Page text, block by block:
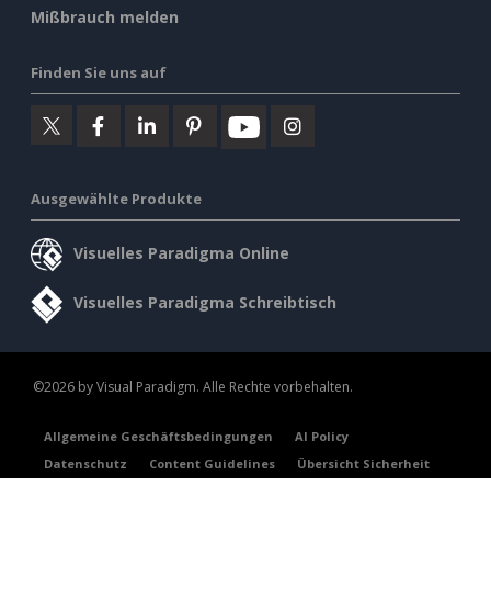
Mißbrauch melden
Finden Sie uns auf
Ausgewählte Produkte
Visuelles Paradigma Online
Visuelles Paradigma Schreibtisch
©2026 by Visual Paradigm. Alle Rechte vorbehalten.
Allgemeine Geschäftsbedingungen
AI Policy
Datenschutz
Content Guidelines Übersicht Sicherheit